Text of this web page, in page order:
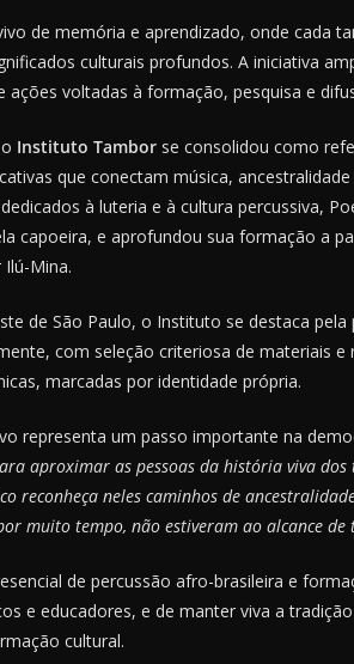
de memória e aprendizado, onde cada
culturais profundos. A iniciativa
ações voltadas à formação, pesquisa e
Instituto Tambor se consolidou como
que conectam música,
à luteria e à cultura percussiva,
capoeira, e aprofundou sua formação a
Mina.
de São Paulo, o Instituto se destaca
com seleção criteriosa de materiais
marcadas por identidade própria.
representa um passo importante na
aproximar as pessoas da história viva
reconheça neles caminhos de
muito tempo, não estiveram ao alcance de
de percussão afro-brasileira e
e educadores, e de manter viva a
cultural.